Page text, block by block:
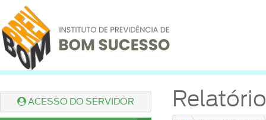
ACESSO DO SERVIDOR